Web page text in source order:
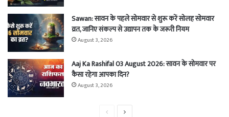
Sawan: सावन के पहले सोमवार से शुरू करें सोलह सोमवार
व्रत, जानिए संकल्प से उद्यापन तक के जरूरी नियम
August 3, 2026
Aaj Ka Rashifal 03 August 2026: सावन के सोमवार पर
कैसा रहेगा आपका दिन?
August 3, 2026
PreviousNext